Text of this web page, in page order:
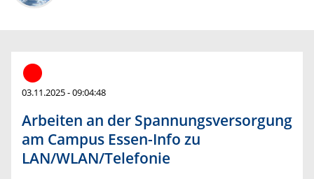
03.11.2025 - 09:04:48
Arbeiten an der Spannungsversorgung
am Campus Essen-Info zu
LAN/WLAN/Telefonie